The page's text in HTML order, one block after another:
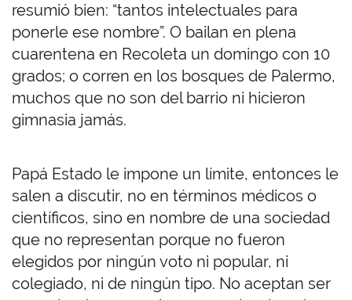
resumió bien: “tantos intelectuales para
ponerle ese nombre”. O bailan en plena
cuarentena en Recoleta un domingo con 10
grados; o corren en los bosques de Palermo,
muchos que no son del barrio ni hicieron
gimnasia jamás.
Papá Estado le impone un límite, entonces le
salen a discutir, no en términos médicos o
científicos, sino en nombre de una sociedad
que no representan porque no fueron
elegidos por ningún voto ni popular, ni
colegiado, ni de ningún tipo. No aceptan ser